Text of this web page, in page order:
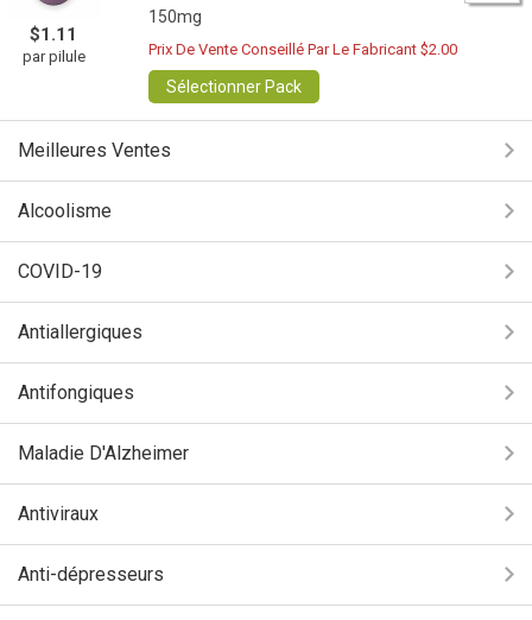
$1.11
par pilule
150mg
Prix De Vente Conseillé Par Le Fabricant $2.00
Sélectionner Pack
Meilleures Ventes
Alcoolisme
COVID-19
Antiallergiques
Antifongiques
Maladie D'Alzheimer
Antiviraux
Anti-dépresseurs